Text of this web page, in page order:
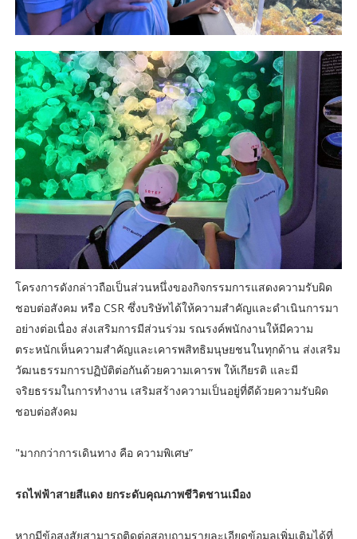
โครงการดังกล่าวถือเป็นส่วนหนึ่งของกิจกรรมการแสดงความรับผิด
ชอบต่อสังคม หรือ CSR ซึ่งบริษัทได้ให้ความสำคัญและดำเนินการมา
อย่างต่อเนื่อง ส่งเสริมการมีส่วนร่วม รณรงค์พนักงานให้มีความ
ตระหนักเห็นความสำคัญและเคารพสิทธิมนุษยชนในทุกด้าน ส่งเสริม
วัฒนธรรมการปฏิบัติต่อกันด้วยความเคารพ ให้เกียรติ และมี
จริยธรรมในการทำงาน เสริมสร้างความเป็นอยู่ที่ดีด้วยความรับผิด
ชอบต่อสังคม
"มากกว่าการเดินทาง คือ ความพิเศษ”
รถไฟฟ้าสายสีแดง ยกระดับคุณภาพชีวิตชานเมือง
หากมีข้อสงสัยสามารถติดต่อสอบถามรายละเอียดข้อมูลเพิ่มเติมได้ที่